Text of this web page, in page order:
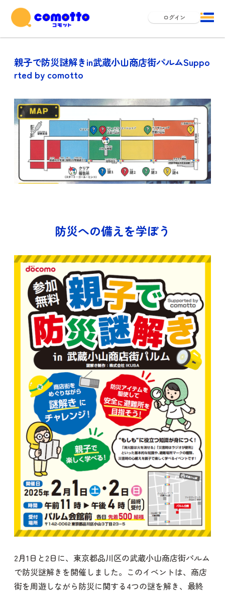
ログイン
親子で防災謎解きin武蔵小山商店街パルムSuppo
rted by comotto
防災への備えを学ぼう
2月1日と2日に、東京都品川区の武蔵小山商店街パルム
で防災謎解きを開催しました。このイベントは、商店
街を周遊しながら防災に関する4つの謎を解き、最終